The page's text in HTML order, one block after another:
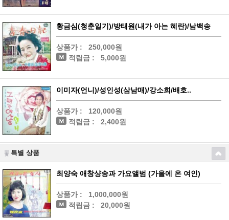
황금심(청춘일기)/방태원(내가 아는 혜란)/남백송
상품가 :
250,000원
적립금 :
5,000원
이미자(언니)/성인성(삼남매)/강소희/배호..
상품가 :
120,000원
적립금 :
2,400원
특별 상품
최양숙 애창샹송과 가요앨범 (가을에 온 여인)
상품가 :
1,000,000원
적립금 :
20,000원